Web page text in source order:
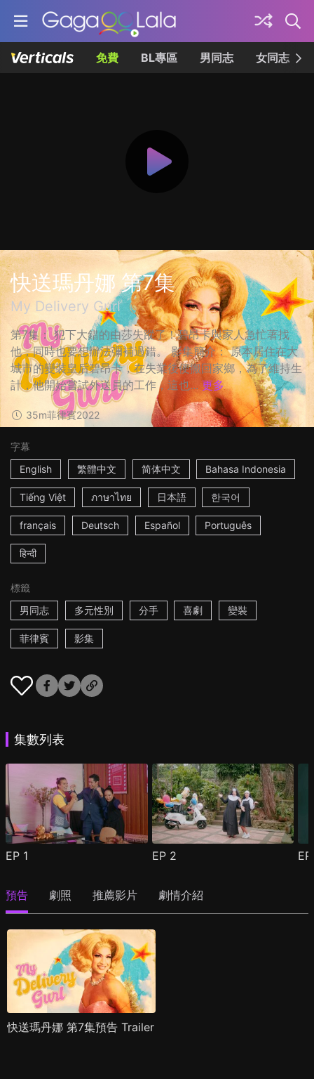
免費 BL專區 男同志 女同志
快送瑪丹娜 第7集
My Delivery Gurl
第7集： 犯下大錯的由莎失蹤了！碧昂卡與家人急忙著找
他，同時也要想辦法彌補過錯。 影集簡介： 原本居住在大
城市的變裝皇后碧昂卡，在失業後便搬回家鄉，為了維持生
計，他開始嘗試外送員的工作，這也... 更多
35m菲律賓2022
字幕
English
繁體中文 简体中文 Bahasa Indonesia
Tiếng Việt ภาษาไทย 日本語 한국어
français Deutsch Español Português
हिन्दी
標籤
男同志
多元性別 分手 喜劇 變裝
菲律賓 影集
集數列表
EP 1 EP 2
預告 劇照 推薦影片 劇情介紹
快送瑪丹娜 第7集預告 Trailer